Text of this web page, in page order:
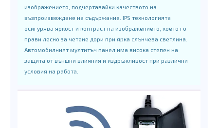
изображението, подчертавайки качеството на
възпроизвеждане на съдържание. IPS технологията
осигурява яркост и контраст на изображението, което го
прави лесно за четене дори при ярка слънчева светлина.
Автомобилният мултитъч панел има висока степен на
защита от външни влияния и издръжливост при различни
условия на работа.